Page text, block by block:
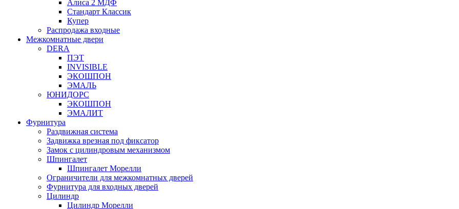
Алиса 2 МДФ
Стандарт Классик
Купер
Распродажа входные
Межкомнатные двери
DERA
ПЭТ
INVISIBLE
ЭКОШПОН
ЭМАЛЬ
ЮНИДОРС
ЭКОШПОН
ЭМАЛИТ
Фурнитура
Раздвижная система
Задвижка врезная под фиксатор
Замок с цилиндровым механизмом
Шпингалет
Шпингалет Морелли
Ограничители для межкомнатных дверей
Фурнитура для входных дверей
Цилиндр
Цилиндр Морелли